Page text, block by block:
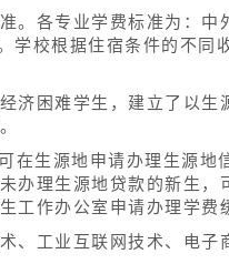
。各专业学费标准为：
校根据住宿条件的不同
济困难学生，建立了以
在生源地申请办理生源地
办理生源地贷款的新生
工作办公室申请办理学费
工业互联网技术、电子